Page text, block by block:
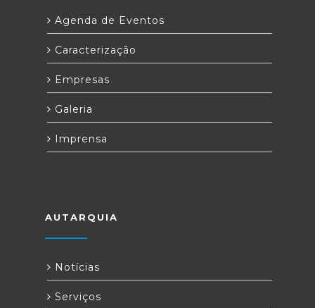
Agenda de Eventos
Caracterização
Empresas
Galeria
Imprensa
AUTARQUIA
Notícias
Serviços